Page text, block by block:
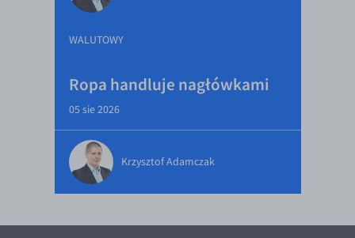
WALUTOWY
Ropa handluje nagłówkami
05 sie 2026
Krzysztof Adamczak